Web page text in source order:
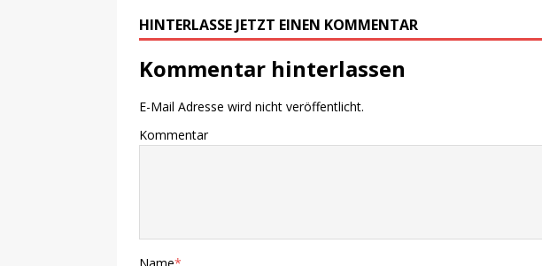
HINTERLASSE JETZT EINEN KOMMENTAR
Kommentar hinterlassen
E-Mail Adresse wird nicht veröffentlicht.
Kommentar